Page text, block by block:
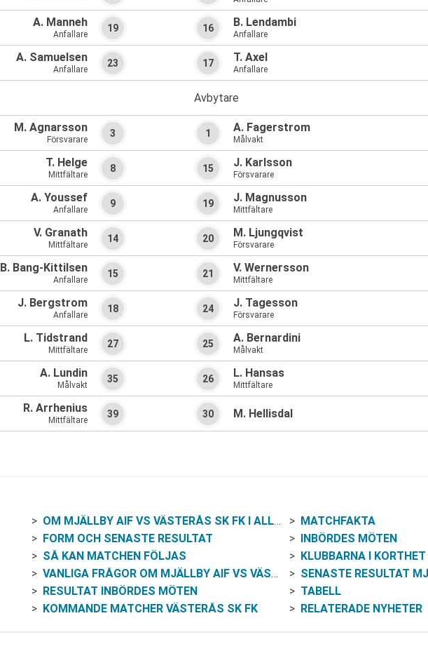
A. Manneh
Anfallare
19
A. Samuelsen
Anfallare
23
M. Agnarsson
Försvarare
3
T. Helge
Mittfältare
8
A. Youssef
Anfallare
9
V. Granath
Mittfältare
14
B. Bang-Kittilsen
Anfallare
15
J. Bergstrom
Anfallare
18
L. Tidstrand
Mittfältare
27
A. Lundin
Målvakt
35
R. Arrhenius
Mittfältare
39
16 B. Lendambi
Anfallare
17 T. Axel
Anfallare
Avbytare
1 A. Fagerstrom
Målvakt
15 J. Karlsson
Försvarare
19 J. Magnusson
Mittfältare
20 M. Ljungqvist
Försvarare
21 V. Wernersson
Mittfältare
24 J. Tagesson
Försvarare
25 A. Bernardini
Målvakt
26 L. Hansas
Mittfältare
30 M. Hellisdal
OM MJÄLLBY AIF VS VÄSTERÅS SK FK I ALLSVENSKAN
MATCHFAKTA
FORM OCH SENASTE RESULTAT
INBÖRDES MÖTEN
SÅ KAN MATCHEN FÖLJAS
KLUBBARNA I KORTHET
VANLIGA FRÅGOR OM MJÄLLBY AIF VS VÄSTERÅS SK FK
SENASTE RESULTAT
RESULTAT INBÖRDES MÖTEN
TABELL
KOMMANDE MATCHER VÄSTERÅS SK FK RELATERADE NYHETER